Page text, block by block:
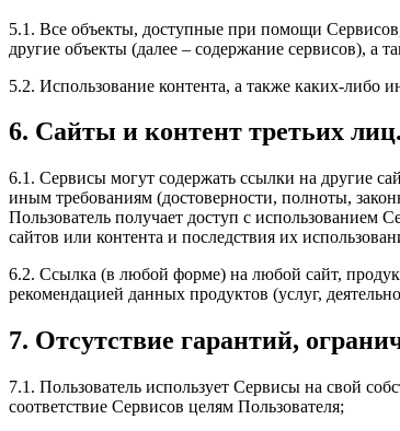
5.1. Все объекты, доступные при помощи
другие объекты (далее – содержание сервисов),
5.2. Использование контента, а также каких-
6. Сайты и контент третьих лиц.
6.1. Сервисы могут содержать ссылки на другие
иным требованиям (достоверности, полноты,
Пользователь получает доступ с использованием
сайтов или контента и последствия их
6.2. Ссылка (в любой форме) на любой сайт,
рекомендацией данных продуктов (услуг,
7. Отсутствие гарантий,
7.1. Пользователь использует Сервисы на свой
соответствие Сервисов целям Пользователя;